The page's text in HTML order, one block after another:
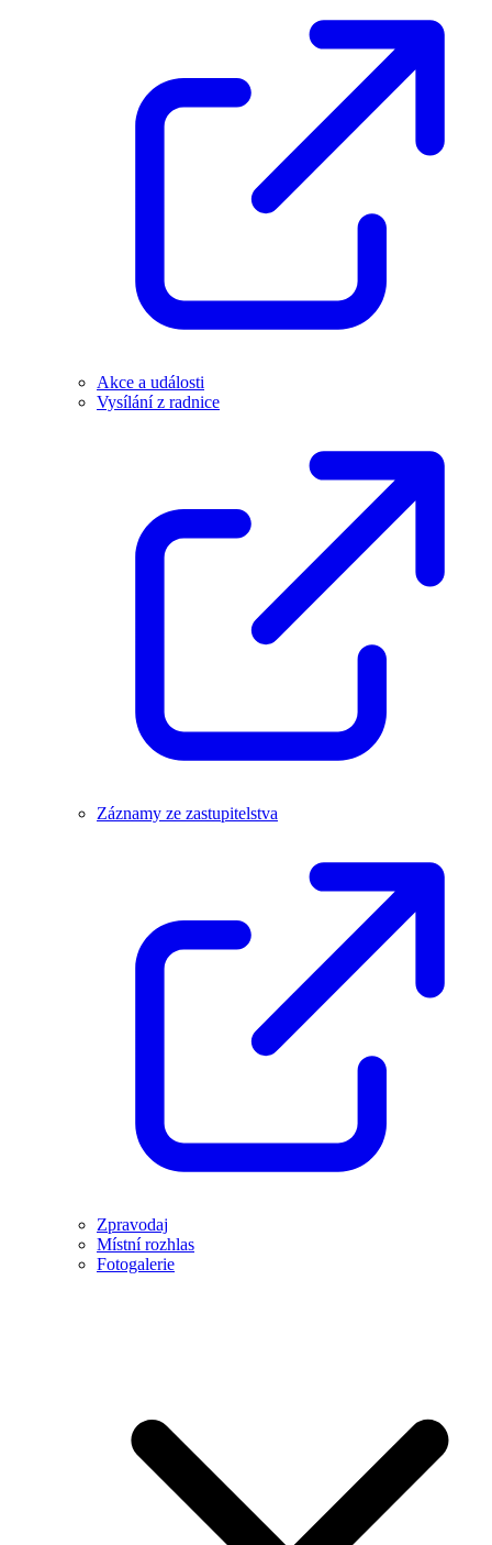
Akce a události
Vysílání z radnice
Záznamy ze zastupitelstva
Zpravodaj
Místní rozhlas
Fotogalerie